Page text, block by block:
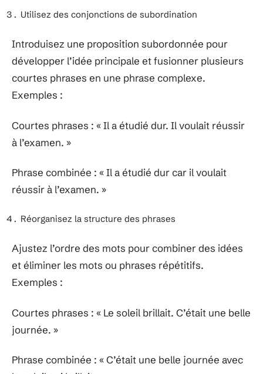
Utilisez des conjonctions de subordination
Introduisez une proposition subordonnée pour
développer l’idée principale et fusionner plusieurs
courtes phrases en une phrase complexe.
Exemples :
Courtes phrases : « Il a étudié dur. Il voulait réussir
à l’examen. »
Phrase combinée : « Il a étudié dur car il voulait
réussir à l’examen. »
Réorganisez la structure des phrases
Ajustez l’ordre des mots pour combiner des idées
et éliminer les mots ou phrases répétitifs.
Exemples :
Courtes phrases : « Le soleil brillait. C’était une belle
journée. »
Phrase combinée : « C’était une belle journée avec